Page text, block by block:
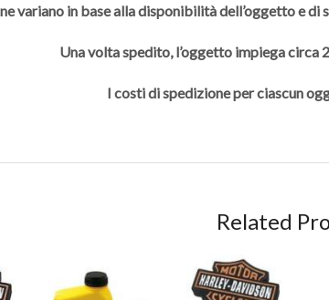
variano in base alla disponibilità dell’oggetto e
Una volta spedito, l’oggetto impiega circa
I costi di spedizione per ciascun
Related